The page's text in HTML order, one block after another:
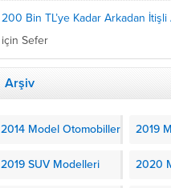
200 Bin TL’ye Kadar Arkadan
için Sefer
Arşiv
2014 Model Otomobiller 2019
2019 SUV Modelleri 2020